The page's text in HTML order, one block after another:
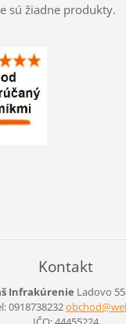
sú žiadne produkty.
Kontakt
Infrakúrenie Ladovo
0918738232obchod@w